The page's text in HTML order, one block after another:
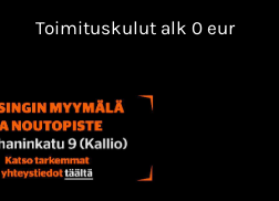
Toimituskulut alk 0 eur